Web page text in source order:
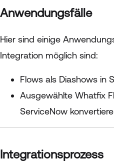
Anwendungsfälle
Hier sind einige
Integration möglich sind:
Flows als Diashows in
Ausgewählte Whatfix
ServiceNow
Integrationsprozess